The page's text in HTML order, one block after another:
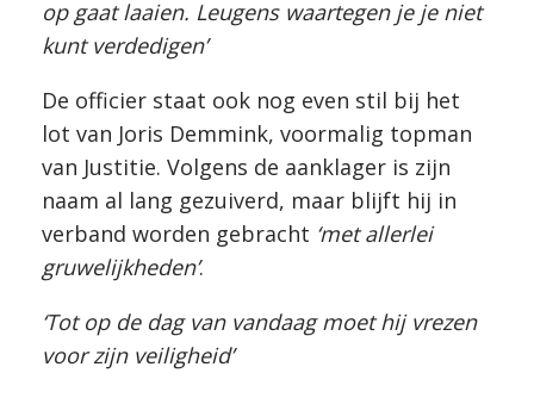
op gaat laaien. Leugens waartegen je je niet
kunt verdedigen’
De officier staat ook nog even stil bij het
lot van Joris Demmink, voormalig topman
van Justitie. Volgens de aanklager is zijn
naam al lang gezuiverd, maar blijft hij in
verband worden gebracht ‘met allerlei
gruwelijkheden’.
‘Tot op de dag van vandaag moet hij vrezen
voor zijn veiligheid’